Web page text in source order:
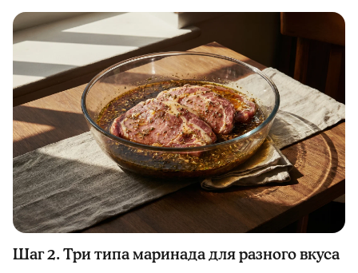
Шаг 2. Три типа маринада для разного вкуса